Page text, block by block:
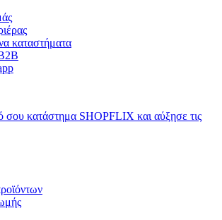
καταστήματα
σου κατάστημα SHOPFLIX και αύξησε τις